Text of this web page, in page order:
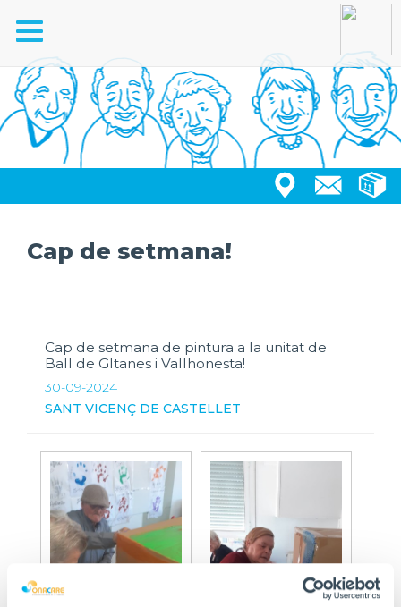
Toggle
navigation
Cap de setmana!
Cap de setmana de pintura a la unitat de
Ball de GItanes i Vallhonesta!
30-09-2024
SANT VICENÇ DE CASTELLET